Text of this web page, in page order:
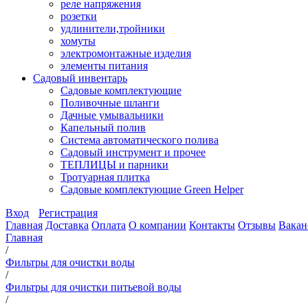
реле напряжения
розетки
удлинители,тройники
хомуты
электромонтажные изделия
элементы питания
Садовый инвентарь
Садовые комплектующие
Поливочные шланги
Дачные умывальники
Капельный полив
Система автоматического полива
Садовый инструмент и прочее
ТЕПЛИЦЫ и парники
Тротуарная плитка
Садовые комплектующие Green Helper
Вход
Регистрация
Главная Доставка Оплата О компании Контакты Отзывы
Главная
/
Фильтры для очистки воды
/
Фильтры для очистки питьевой воды
/